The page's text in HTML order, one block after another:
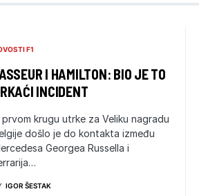
F1
I HAMILTON: BIO JE TO
INCIDENT
prvom krugu utrke za Veliku nagradu
došlo je do kontakta između
Georgea Russella i
IGOR ŠESTAK